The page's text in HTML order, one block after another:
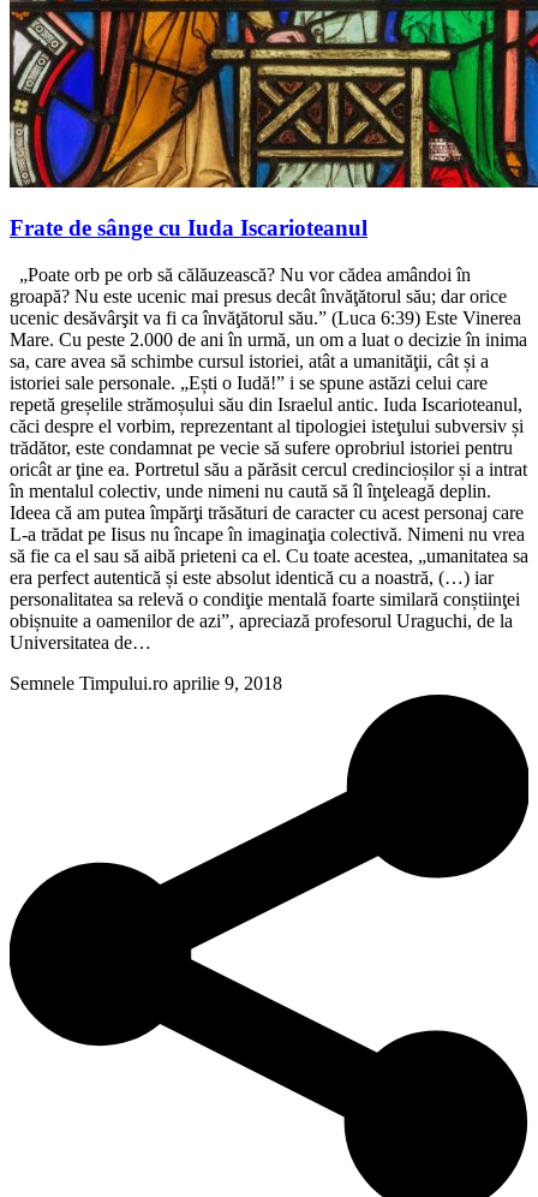
Frate de sânge cu Iuda Iscarioteanul
„Poate orb pe orb să călăuzească? Nu vor cădea amândoi în
groapă? Nu este ucenic mai presus decât învăţătorul său; dar orice
ucenic desăvârşit va fi ca învăţătorul său.” (Luca 6:39) Este Vinerea
Mare. Cu peste 2.000 de ani în urmă, un om a luat o decizie în inima
sa, care avea să schimbe cursul istoriei, atât a umanităţii, cât și a
istoriei sale personale. „Ești o Iudă!” i se spune astăzi celui care
repetă greșelile strămoșului său din Israelul antic. Iuda Iscarioteanul,
căci despre el vorbim, reprezentant al tipologiei isteţului subversiv și
trădător, este condamnat pe vecie să sufere oprobriul istoriei pentru
oricât ar ţine ea. Portretul său a părăsit cercul credincioșilor și a intrat
în mentalul colectiv, unde nimeni nu caută să îl înţeleagă deplin.
Ideea că am putea împărţi trăsături de caracter cu acest personaj care
L-a trădat pe Iisus nu încape în imaginaţia colectivă. Nimeni nu vrea
să fie ca el sau să aibă prieteni ca el. Cu toate acestea, „umanitatea sa
era perfect autentică și este absolut identică cu a noastră, (…) iar
personalitatea sa relevă o condiţie mentală foarte similară conștiinţei
obișnuite a oamenilor de azi”, apreciază profesorul Uraguchi, de la
Universitatea de…
Semnele Timpului.ro aprilie 9, 2018